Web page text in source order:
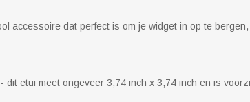
accessoire dat perfect is om je widget in op te
etui meet ongeveer 3,74 inch x 3,74 inch en is